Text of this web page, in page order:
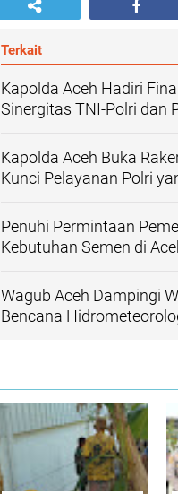
Terkait
Kapolda Aceh Hadiri
Sinergitas TNI-Polri dan
Kapolda Aceh Buka
Kunci Pelayanan Polri
Penuhi Permintaan
Kebutuhan Semen di
Wagub Aceh Dampingi
Bencana